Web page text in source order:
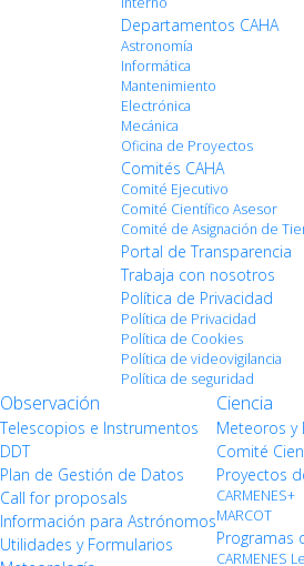
Departamentos CAHA
Astronomía
Informática
Mantenimiento
Electrónica
Mecánica
Oficina de Proyectos
Comités CAHA
Comité Ejecutivo
Comité Científico Asesor
Comité de Asignación de
Portal de Transparencia
Trabaja con nosotros
Política de Privacidad
Política de Privacidad
Política de Cookies
Política de videovigilancia
Política de seguridad
Observación
Telescopios e Instrumentos
DDT
Plan de Gestión de Datos
Call for proposals
Información para Astrónomos
Utilidades y Formularios
Ciencia
Meteoros y
Comité
Proyectos
CARMENES+
MARCOT
Programas
CARMENES